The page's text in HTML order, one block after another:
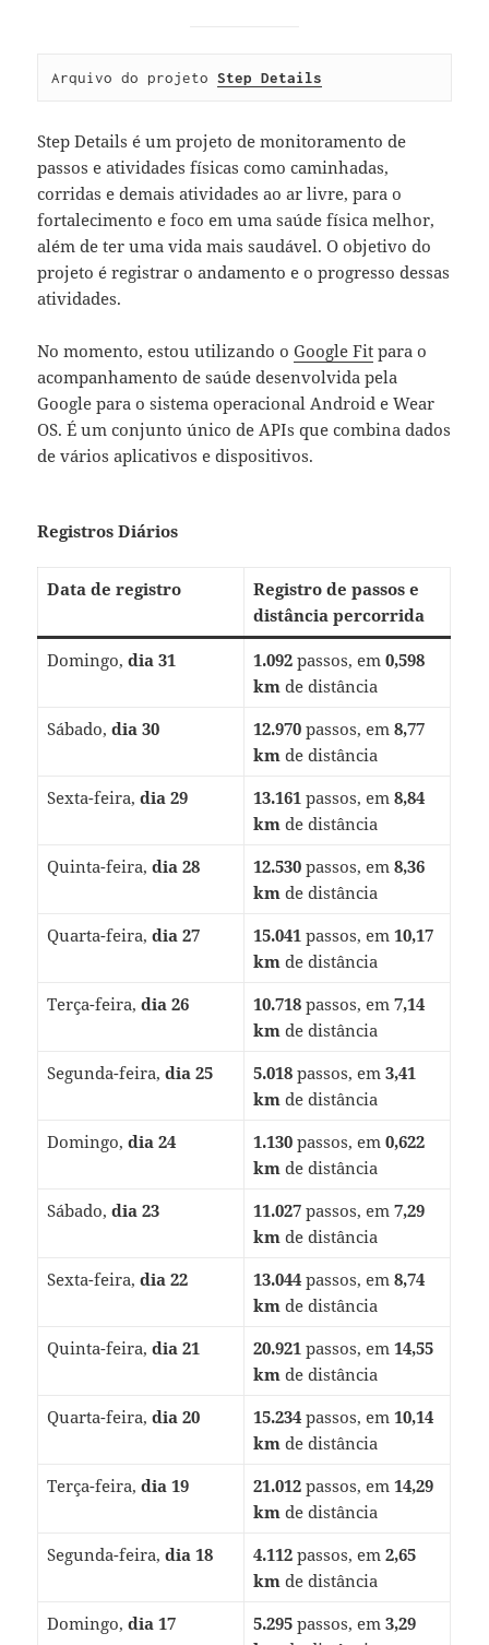
Arquivo do projeto Step Details
Step Details é um projeto de monitoramento de
passos e atividades físicas como caminhadas,
corridas e demais atividades ao ar livre, para o
fortalecimento e foco em uma saúde física melhor,
além de ter uma vida mais saudável. O objetivo do
projeto é registrar o andamento e o progresso dessas
atividades.
No momento, estou utilizando oGoogle Fit para o
acompanhamento de saúde desenvolvida pela
Google para o sistema operacional Android e Wear
OS. É um conjunto único de APIs que combina dados
de vários aplicativos e dispositivos.
Registros Diários
Data de registro
Registro de passos e
distância percorrida
Domingo, dia 31 1.092passos, em 0,598
kmde distância
Sábado, dia 30 12.970passos, em 8,77
kmde distância
Sexta-feira, dia 29 13.161passos, em 8,84
kmde distância
Quinta-feira, dia 28 12.530passos, em 8,36
kmde distância
Quarta-feira, dia 27 15.041passos, em 10,17
kmde distância
Terça-feira, dia 26 10.718passos, em 7,14
kmde distância
Segunda-feira, dia 25 5.018passos, em 3,41
kmde distância
Domingo, dia 24 1.130passos, em 0,622
kmde distância
Sábado, dia 23 11.027passos, em 7,29
kmde distância
Sexta-feira, dia 22 13.044passos, em 8,74
kmde distância
Quinta-feira, dia 21 20.921passos, em 14,55
kmde distância
Quarta-feira, dia 20 15.234passos, em 10,14
kmde distância
Terça-feira, dia 19 21.012passos, em 14,29
kmde distância
Segunda-feira, dia 18 4.112passos, em 2,65
kmde distância
Domingo, dia 17 5.295passos, em 3,29